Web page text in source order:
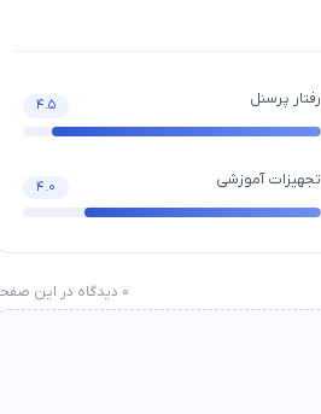
رفتار پرسنل ۴.۵
تجهیزات آموزشی ۴.۰
۰ دیدگاه در این